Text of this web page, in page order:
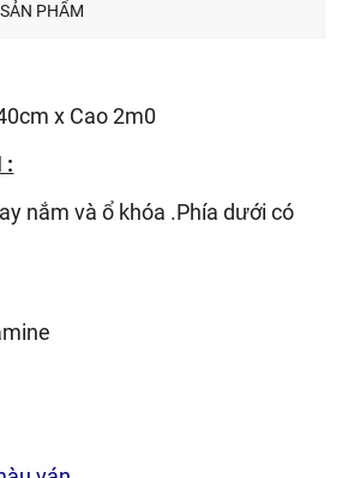
PHẨM
x Cao 2m0
:
nắm và ổ khóa .Phía dưới có